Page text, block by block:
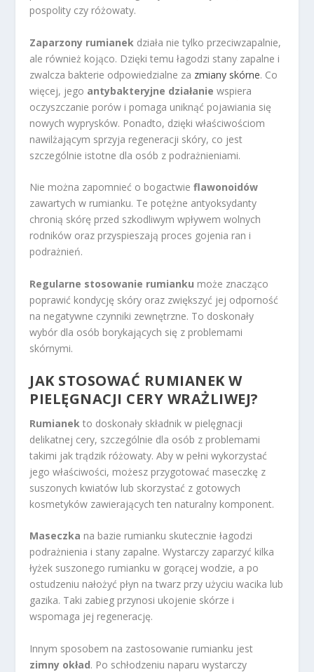
pospolity czy różowaty.
Zaparzony rumianek działa nie tylko przeciwzapalnie,
ale również kojąco. Dzięki temu łagodzi stany zapalne i
zwalcza bakterie odpowiedzialne za zmiany skórne. Co
więcej, jego antybakteryjne działanie wspiera
oczyszczanie porów i pomaga uniknąć pojawiania się
nowych wyprysków. Ponadto, dzięki właściwościom
nawilżającym sprzyja regeneracji skóry, co jest
szczególnie istotne dla osób z podrażnieniami.
Nie można zapomnieć o bogactwieflawonoidów
zawartych w rumianku. Te potężne antyoksydanty
chronią skórę przed szkodliwym wpływem wolnych
rodników oraz przyspieszają proces gojenia ran i
podrażnień.
Regularne stosowanie rumianku może znacząco
poprawić kondycję skóry oraz zwiększyć jej odporność
na negatywne czynniki zewnętrzne. To doskonały
wybór dla osób borykających się z problemami
skórnymi.
JAK STOSOWAĆ RUMIANEK W
PIELĘGNACJI CERY WRAŻLIWEJ?
Rumianek to doskonały składnik w pielęgnacji
delikatnej cery, szczególnie dla osób z problemami
takimi jak trądzik różowaty. Aby w pełni wykorzystać
jego właściwości, możesz przygotować maseczkę z
suszonych kwiatów lub skorzystać z gotowych
kosmetyków zawierających ten naturalny komponent.
Maseczka na bazie rumianku skutecznie łagodzi
podrażnienia i stany zapalne. Wystarczy zaparzyć kilka
łyżek suszonego rumianku w gorącej wodzie, a po
ostudzeniu nałożyć płyn na twarz przy użyciu wacika lub
gazika. Taki zabieg przynosi ukojenie skórze i
wspomaga jej regenerację.
Innym sposobem na zastosowanie rumianku jest
zimny okład. Po schłodzeniu naparu wystarczy